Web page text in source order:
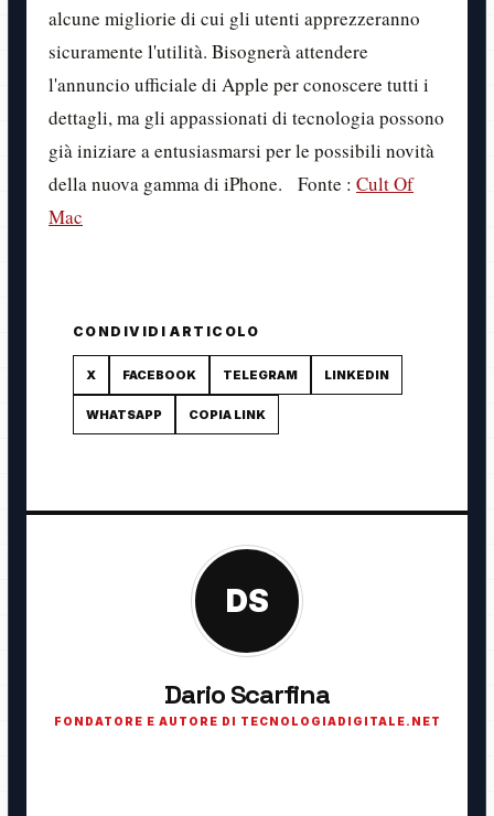
alcune migliorie di cui gli utenti apprezzeranno
sicuramente l'utilità. Bisognerà attendere
l'annuncio ufficiale di Apple per conoscere tutti i
dettagli, ma gli appassionati di tecnologia possono
già iniziare a entusiasmarsi per le possibili novità
della nuova gamma di iPhone. Fonte : Cult Of
Mac
CONDIVIDI ARTICOLO
X FACEBOOK TELEGRAM LINKEDIN
WHATSAPP COPIA LINK
DS
Dario Scarfina
FONDATORE E AUTORE DI TECNOLOGIADIGITALE.NET